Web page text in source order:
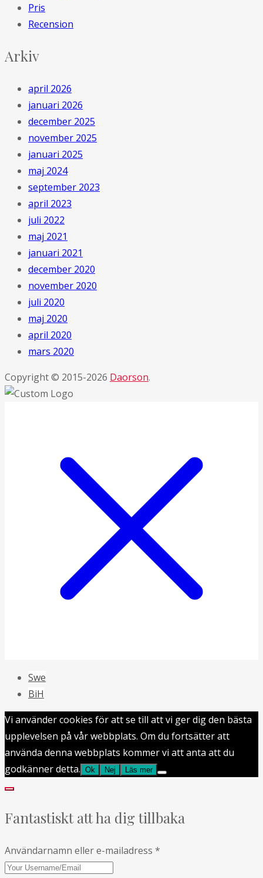
Pris
Recension
Arkiv
april 2026
januari 2026
december 2025
november 2025
januari 2025
maj 2024
september 2023
april 2023
juli 2022
maj 2021
januari 2021
december 2020
november 2020
juli 2020
maj 2020
april 2020
mars 2020
Copyright © 2015-2026 Daorson.
Swe
BiH
Vi använder cookies för att se till att vi ger dig den bästa
upplevelsen på vår webbplats. Om du fortsätter att
använda denna webbplats kommer vi att anta att du
godkänner detta. Ok Nej Läs mer
Fantastiskt att ha dig tillbaka
Användarnamn eller e-mailadress *